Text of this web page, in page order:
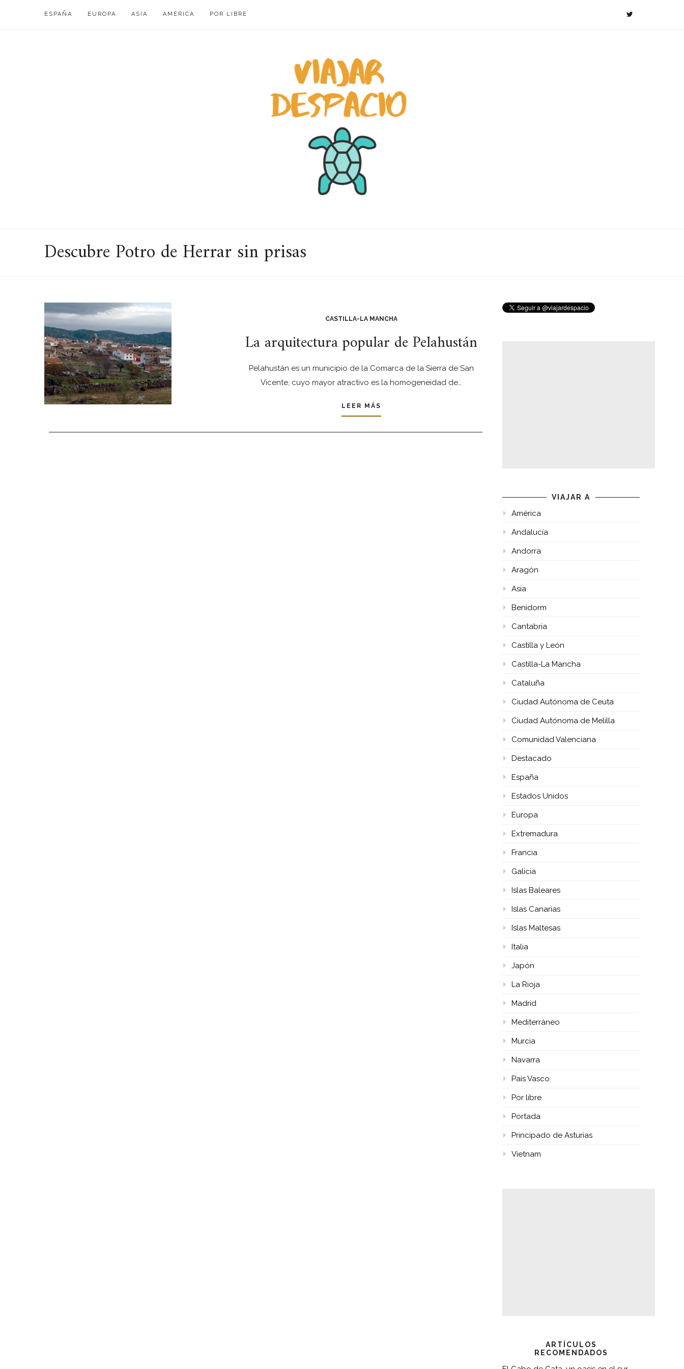
ESPAÑA EUROPA ASIA AMÉRICA POR LIBRE
Descubre Potro de Herrar sin prisas
CASTILLA-LA MANCHA
La arquitectura popular de Pelahustán
Pelahustán es un municipio de la Comarca de la Sierra de San
Vicente, cuyo mayor atractivo es la homogeneidad de…
LEER MÁS
VIAJAR A
América
Andalucía
Andorra
Aragón
Asia
Benidorm
Cantabria
Castilla y León
Castilla-La Mancha
Cataluña
Ciudad Autónoma de Ceuta
Ciudad Autónoma de Melilla
Comunidad Valenciana
Destacado
España
Estados Unidos
Europa
Extremadura
Francia
Galicia
Islas Baleares
Islas Canarias
Islas Maltesas
Italia
Japón
La Rioja
Madrid
Mediterráneo
Murcia
Navarra
País Vasco
Por libre
Portada
Principado de Asturias
Vietnam
ARTÍCULOS
RECOMENDADOS